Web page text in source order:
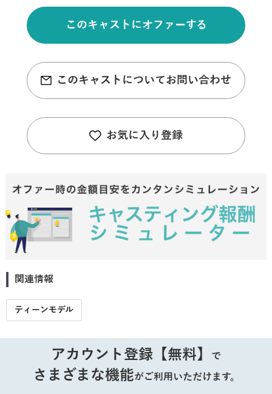
このキャストにオファーする
このキャストについてお問い合わせ
お気に入り登録
関連情報
ティーンモデル
アカウント登録【無料】 で
さまざまな機能がご利用いただけます。